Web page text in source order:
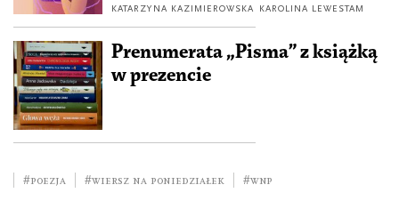
KATARZYNA KAZIMIEROWSKA KAROLINA LEWESTAM
Prenumerata „Pisma” z książką
w prezencie
#poezja #wiersz na poniedziałek #wnp